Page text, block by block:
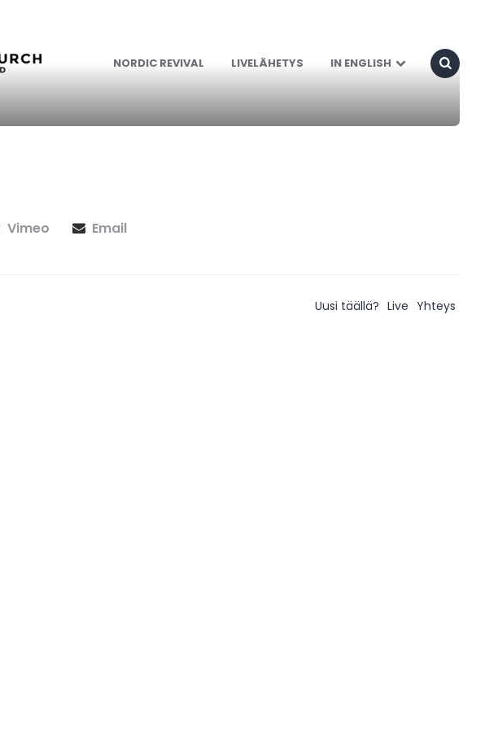
NORDIC REVIVAL LIVELÄHETYS IN ENGLISH
Vimeo Email
Uusi täällä? Live Yhteys